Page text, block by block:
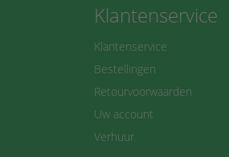
Klantenservice
Klantenservice
Bestellingen
Retourvoorwaarden
Uw account
Verhuur